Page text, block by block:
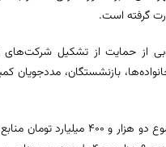
گرفته است.
از حمایت از تشکیل شرکت‌های
بازنشستگان، مددجویان
وی با اشاره به تسهیلات اشتغال خرد